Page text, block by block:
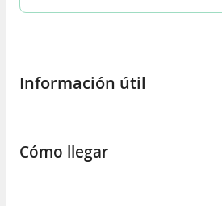
Información útil
Cómo llegar